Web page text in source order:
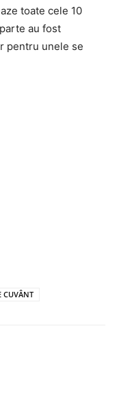
toate cele 10
au fost
pentru unele se
CUVÂNT